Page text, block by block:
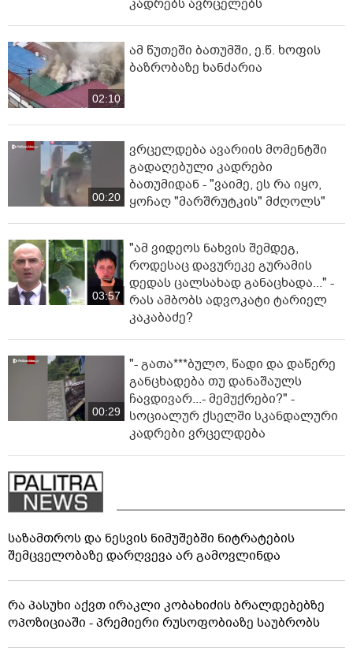
კადრებს ავრცელებს
02:10
ამ წუთეში ბათუმში, ე.წ. ხოფის
ბაზრობაზე ხანძარია
00:20
ვრცელდება ავარიის მომენტში
გადაღებული კადრები
ბათუმიდან - "ვაიმე, ეს რა იყო,
ყოჩაღ "მარშრუტკის" მძღოლს"
03:57
"ამ ვიდეოს ნახვის შემდეგ,
როდესაც დავურეკე გურამის
დედას ცალსახად განაცხადა..." -
რას ამბობს ადვოკატი ტარიელ
კაკაბაძე?
00:29
"- გათა***ბულო, წადი და დაწერე
განცხადება თუ დანაშაულს
ჩავდივარ...- მემუქრები?" -
სოციალურ ქსელში სკანდალური
კადრები ვრცელდება
საზამთროს და ნესვის ნიმუშებში ნიტრატების
შემცველობაზე დარღვევა არ გამოვლინდა
რა პასუხი აქვთ ირაკლი კობახიძის ბრალდებებზე
ოპოზიციაში - პრემიერი რუსოფობიაზე საუბრობს